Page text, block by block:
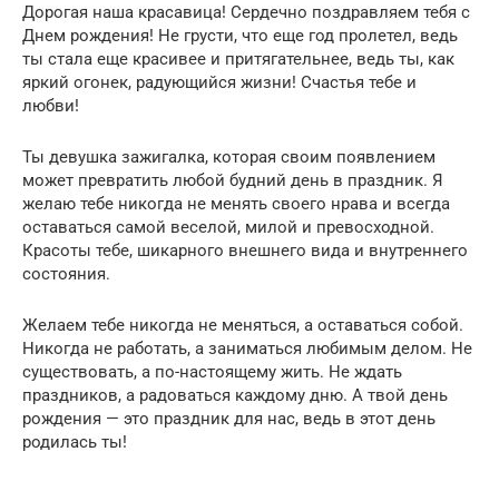
Дорогая наша красавица! Сердечно поздравляем тебя с
Днем рождения! Не грусти, что еще год пролетел, ведь
ты стала еще красивее и притягательнее, ведь ты, как
яркий огонек, радующийся жизни! Счастья тебе и
любви!
Ты девушка зажигалка, которая своим появлением
может превратить любой будний день в праздник. Я
желаю тебе никогда не менять своего нрава и всегда
оставаться самой веселой, милой и превосходной.
Красоты тебе, шикарного внешнего вида и внутреннего
состояния.
Желаем тебе никогда не меняться, а оставаться собой.
Никогда не работать, а заниматься любимым делом. Не
существовать, а по-настоящему жить. Не ждать
праздников, а радоваться каждому дню. А твой день
рождения — это праздник для нас, ведь в этот день
родилась ты!